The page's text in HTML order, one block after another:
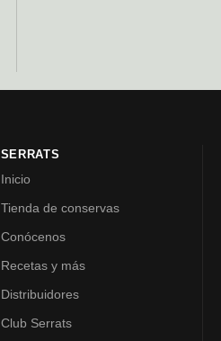
SERRATS
Inicio
Tienda de conservas
Conócenos
Recetas y más
Distribuidores
Club Serrats